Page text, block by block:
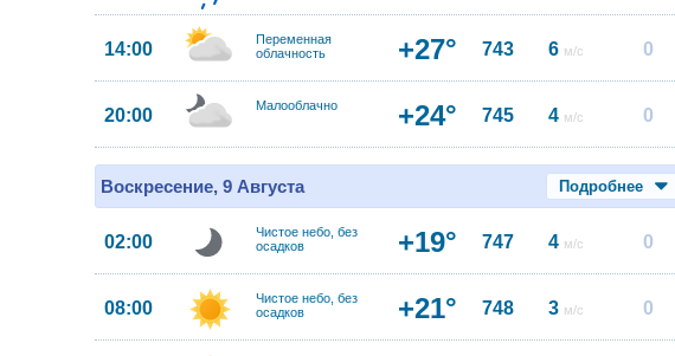
14:00
Переменная
облачность
+27° 743 6 м/с 0
20:00 Малооблачно +24° 745 4 м/с 0
Воскресение, 9 Августа Подробнее
02:00
Чистое небо, без
осадков
+19° 747 4 м/с 0
08:00
Чистое небо, без
осадков
+21° 748 3 м/с 0